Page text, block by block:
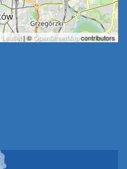
Leaflet| © OpenStreetMapcontributors